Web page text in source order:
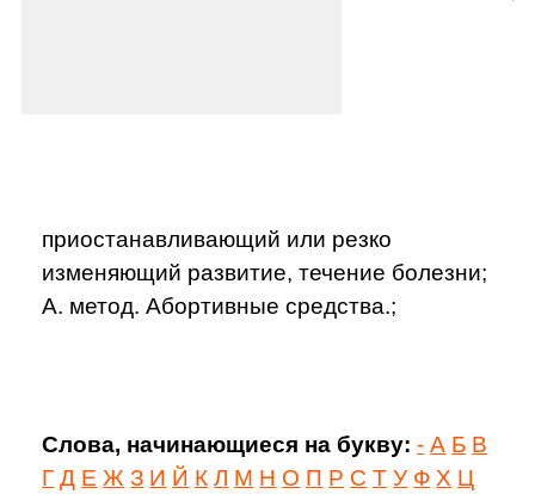
приостанавливающий или резко
изменяющий развитие, течение болезни;
А. метод. Абортивные средства.;
Слова, начинающиеся на букву: - А Б В
Г Д Е Ж З И Й К Л М Н О П Р С Т У Ф Х Ц